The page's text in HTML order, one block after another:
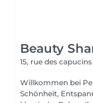
Beauty
15, rue des capucins
Willkommen bei
Schönheit,